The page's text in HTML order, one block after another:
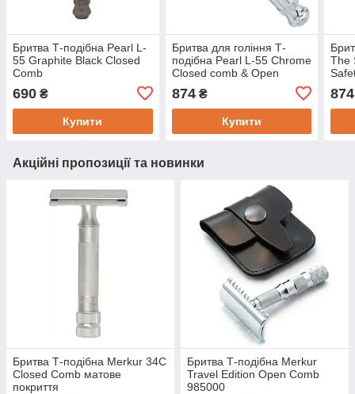
Бритва Т-подібна Pearl L-
55 Graphite Black Closed
Comb
690 ₴
Купити
Бритва для гоління Т-
подібна Pearl L-55 Chrome
Closed comb & Open
874₴
Купити
The
874
Акційні пропозиції та новинки
Бритва Т-подібна Merkur 34C
Closed Comb матове
покриття
Бритва Т-подібна Merkur
Travel Edition Open Comb
985000